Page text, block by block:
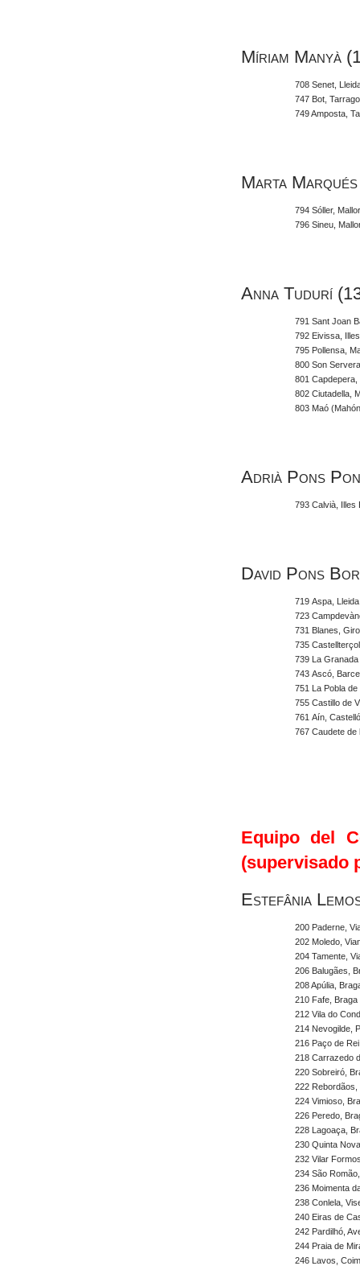
Míriam Manyà
708 Senet,
747 Bot,
749 Amposta,
Marta
794 Sóller,
796 Sineu,
Anna Tudurí
791 Sant Joan
792 Eivissa,
795 Pollensa,
800 Son
801
802 Ciutadella,
803 Maó
Adrià Pons
793 Calvià, Illes
David Pons
719 Aspa, Lleida
723
731 Blanes,
735
739 La
743 Ascó,
751 La Pobla
755 Castillo de
761 Aín,
767 Caudete
Equipo del
(supervisado
Estefânia
200 Paderne,
202 Moledo,
204 Tamente,
206 Balugães,
208 Apúlia,
210 Fafe, Braga
212 Vila do
214 Nevogilde,
216 Paço de
218 Carrazedo
220 Sobreiró,
222
224 Vimioso,
226 Peredo,
228 Lagoaça,
230 Quinta
232 Vilar
234 São
236 Moimenta
238 Conlela,
240 Eiras de
242 Pardilhó,
244 Praia de
246 Lavos,